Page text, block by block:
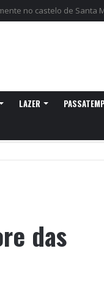
e observação de
LAZER
das